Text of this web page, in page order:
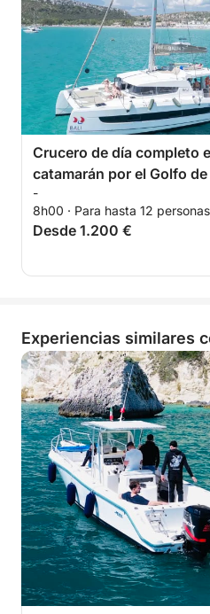
Crucero de día completo
catamarán por el Golfo
-
8h00 · Para hasta 12 personas
Desde 1.200 €
Experiencias similares